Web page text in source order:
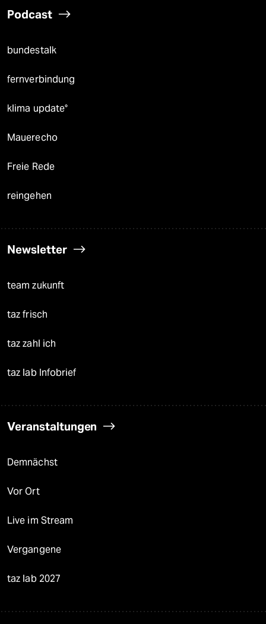
Podcast
bundestalk
fernverbindung
klima update°
Mauerecho
Freie Rede
reingehen
Newsletter
team zukunft
taz frisch
taz zahl ich
taz lab Infobrief
Veranstaltungen
Demnächst
Vor Ort
Live im Stream
Vergangene
taz lab 2027